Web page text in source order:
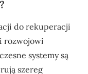
do rekuperacji
rozwojowi
systemy są
szereg